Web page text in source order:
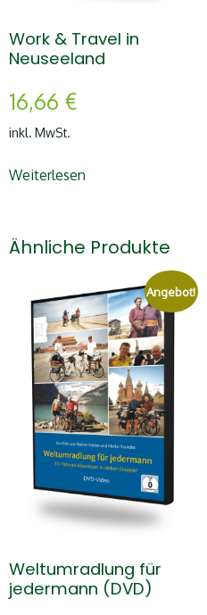
Work & Travel in
Neuseeland
16,66 €
inkl. MwSt.
Weiterlesen
Ähnliche Produkte
Angebot!
Weltumradlung für
jedermann (DVD)